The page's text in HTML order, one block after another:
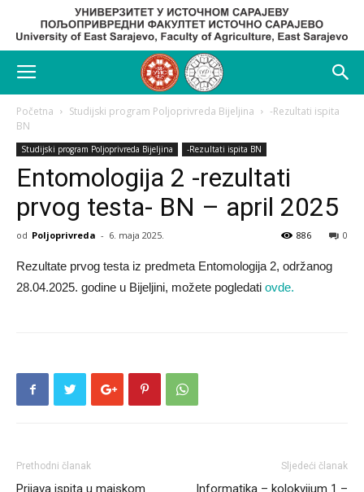
Početna Studijski program Poljoprivreda Bijeljina
-Rezultati ispita
BN
Studijski program Poljoprivreda Bijeljina -Rezultati ispita BN
Entomologija 2 -rezultati
prvog testa- BN – april 2025
od Poljoprivreda - 6. maja 2025. 0
886
Rezultate prvog testa iz predmeta Entomologija 2, održanog
28.04.2025. godine u Bijeljini, možete pogledati ovde.
Prethodni članak
Prijava ispita u majskom
Sljedeći članak
Informatika – kolokvijum 1 –